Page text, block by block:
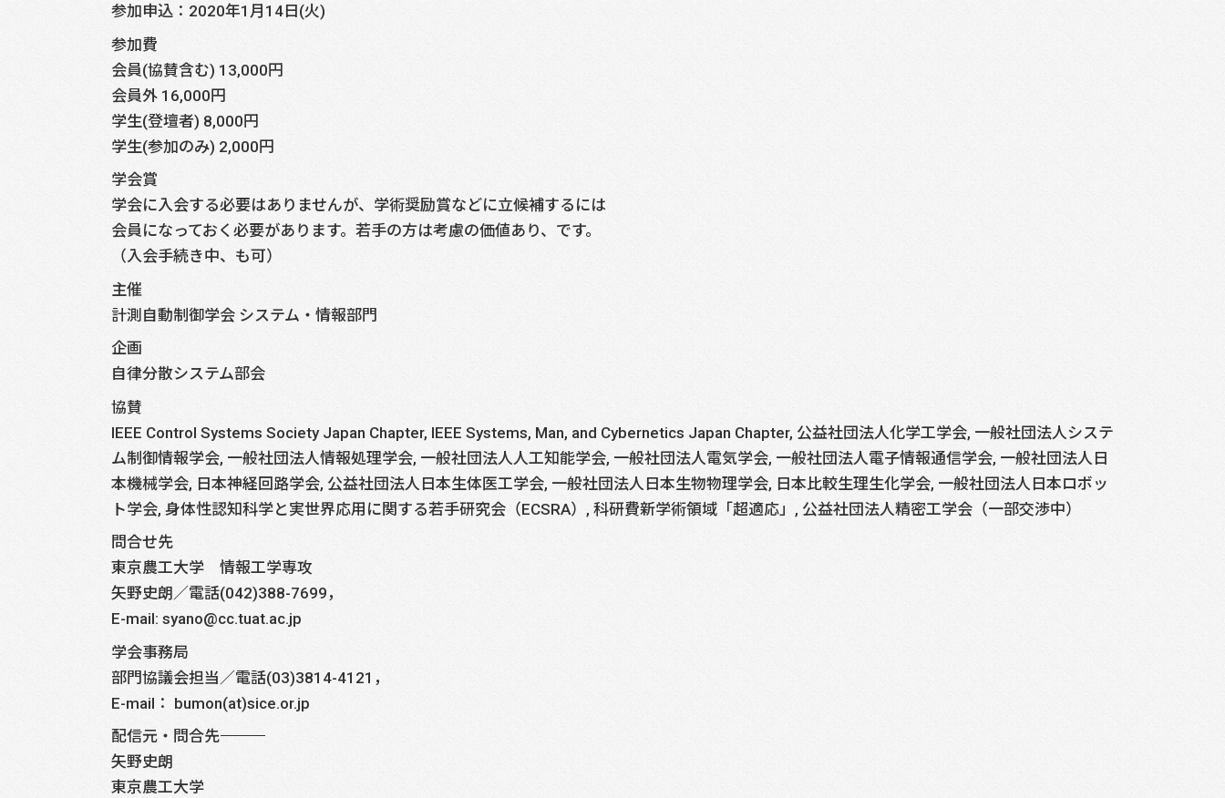
参加申込：2020年1月14日(火)
参加費
会員(協賛含む) 13,000円
会員外 16,000円
学生(登壇者) 8,000円
学生(参加のみ) 2,000円
学会賞
学会に入会する必要はありませんが、学術奨励賞などに立候補するには
会員になっておく必要があります。若手の方は考慮の価値あり、です。
（入会手続き中、も可）
主催
計測自動制御学会 システム・情報部門
企画
自律分散システム部会
協賛
IEEE Control Systems Society Japan Chapter, IEEE Systems, Man, and Cybernetics Japan Chapter, 公益社団法人化学工学会, 一般社団法人システ
ム制御情報学会, 一般社団法人情報処理学会, 一般社団法人人工知能学会, 一般社団法人電気学会, 一般社団法人電子情報通信学会, 一般社団法人日
本機械学会, 日本神経回路学会, 公益社団法人日本生体医工学会, 一般社団法人日本生物物理学会, 日本比較生理生化学会, 一般社団法人日本ロボッ
ト学会, 身体性認知科学と実世界応用に関する若手研究会（ECSRA）, 科研費新学術領域「超適応」, 公益社団法人精密工学会（一部交渉中）
問合せ先
東京農工大学 情報工学専攻
矢野史朗／電話(042)388-7699，
E-mail: syano@cc.tuat.ac.jp
学会事務局
部門協議会担当／電話(03)3814-4121，
E-mail： bumon(at)sice.or.jp
配信元・問合先――――――――――――――――――――――――――――
矢野史朗
東京農工大学